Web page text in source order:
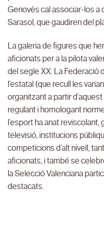
Genovés cal associar-los a
Sarasol, que gaudiren del
La galeria de figures que
aficionats per a la pilota
del segle XX. La Federació
l’estatal (que recull les
organitzant a partir
regulant i homologant
l’esport ha anat reviscolant,
televisió, institucions
competicions d’alt nivell,
aficionats, i també se
la Selecció Valenciana
destacats.